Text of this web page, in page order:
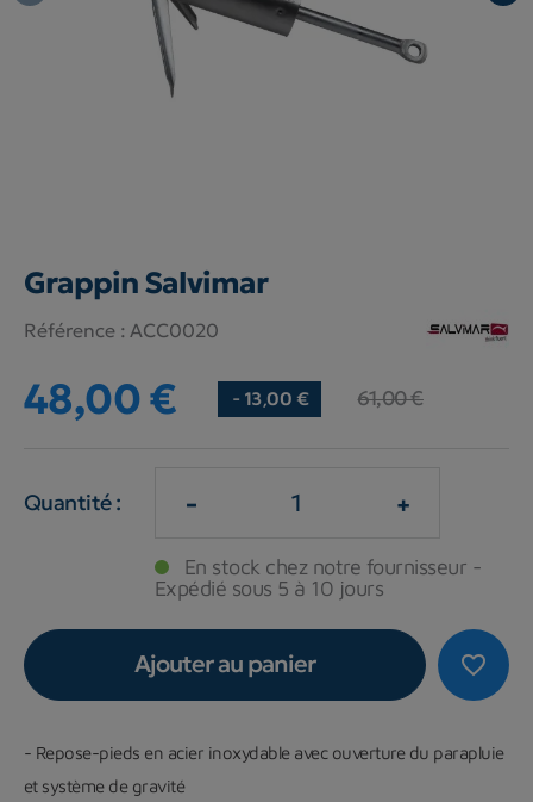
Grappin Salvimar
Référence : ACC0020
48,00 € - 13,00 € 61,00 €
Quantité : - +
En stock chez notre fournisseur -
Expédié sous 5 à 10 jours
favorite_border
Ajouter au panier
- Repose-pieds en acier inoxydable avec ouverture du parapluie
et système de gravité